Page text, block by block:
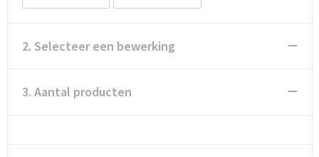
2. Selecteer een bewerking
3. Aantal producten